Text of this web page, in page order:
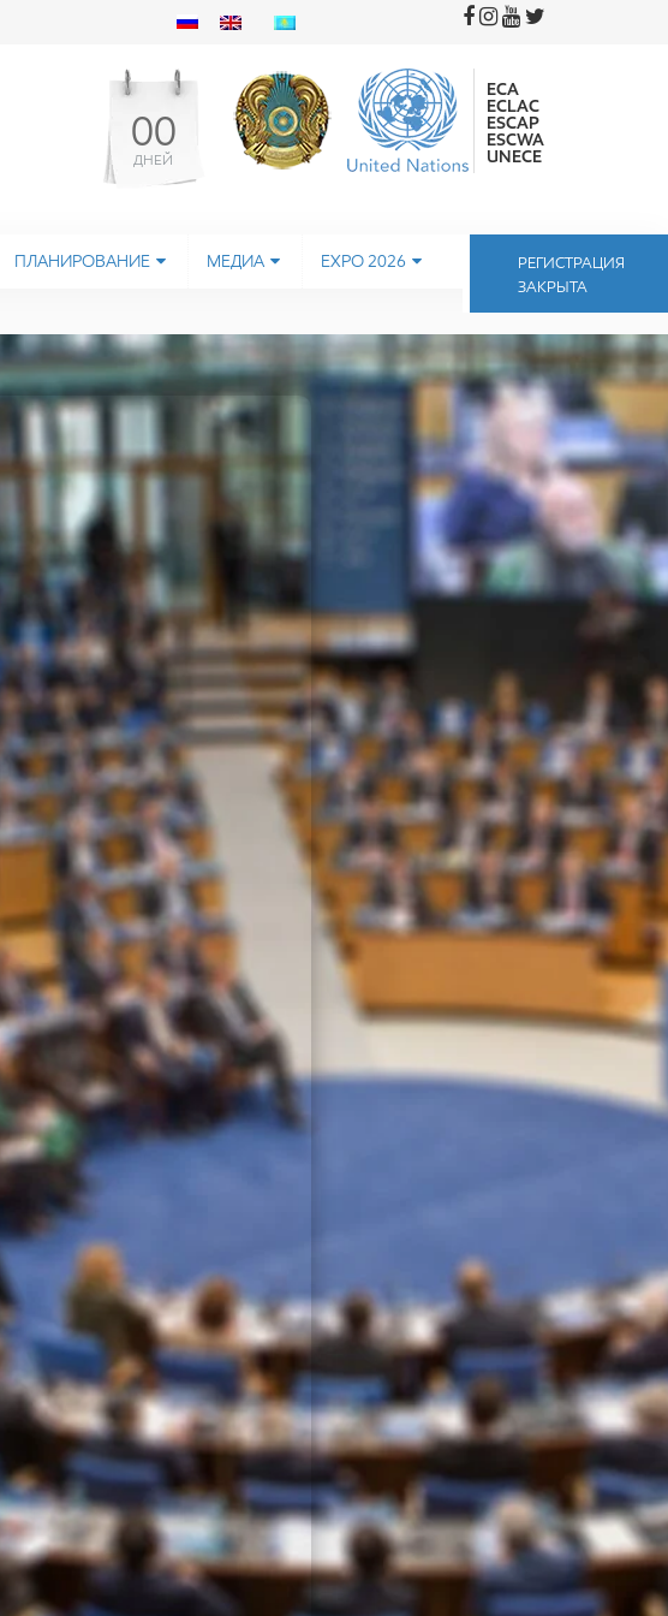
00
ДНЕЙ
ECA
ECLAC
ESCAP
ESCWA
UNECE
ПЛАНИРОВАНИЕ МЕДИА EXPO 2026
РЕГИСТРАЦИЯ
ЗАКРЫТА